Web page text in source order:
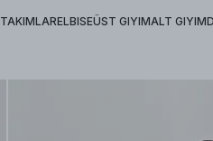
TAKIMLARELBISEÜST GIYIMALT GIYIM